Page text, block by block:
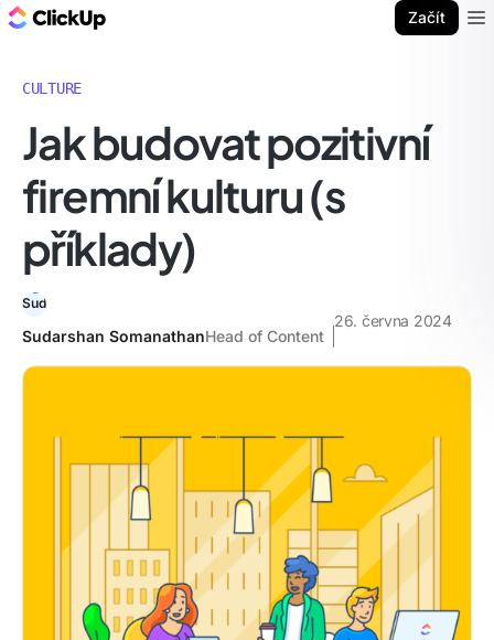
Začít
CULTURE
Jak budovat pozitivní
firemní kulturu (s
příklady)
Sudarshan SomanathanHead of Content
26. června 2024